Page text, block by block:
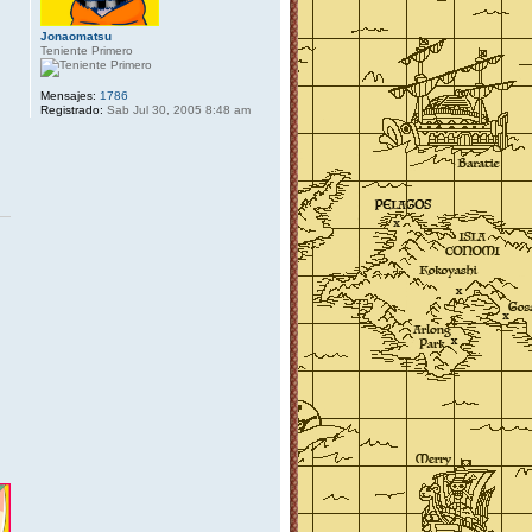
Jonaomatsu
Teniente Primero
Mensajes: 1786
Registrado: Sab Jul 30, 2005 8:48 am